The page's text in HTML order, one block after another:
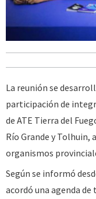
La reunión se
participación de
de ATE Tierra del
Río Grande y Tolhuin,
organismos
Según se informó
acordó una agenda